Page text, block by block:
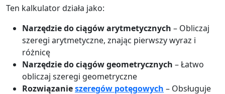
Ten kalkulator działa jako:
Narzędzie do ciągów arytmetycznych – Obliczaj
szeregi arytmetyczne, znając pierwszy wyraz i
różnicę
Narzędzie do ciągów geometrycznych – Łatwo
obliczaj szeregi geometryczne
Rozwiązanieszeregów potęgowych – Obsługuje